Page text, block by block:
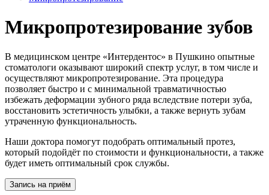
Микропротезирование зубов
В медицинском центре «Интердентос» в Пушкино опытные
стоматологи оказывают широкий спектр услуг, в том числе и
осуществляют микропротезирование. Эта процедура
позволяет быстро и с минимальной травматичностью
избежать деформации зубного ряда вследствие потери зуба,
восстановить эстетичность улыбки, а также вернуть зубам
утраченную функциональность.
Наши доктора помогут подобрать оптимальный протез,
который подойдёт по стоимости и функциональности, а также
будет иметь оптимальный срок службы.
Запись на приём